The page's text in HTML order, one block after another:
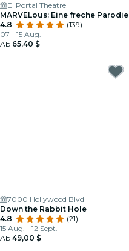
El Portal Theatre
MARVELous: Eine freche Parodie
4.8
(139)
07 - 15 Aug.
Ab 65,40 $
7000 Hollywood Blvd
Down the Rabbit Hole
4.8
(21)
15 Aug. - 12 Sept.
Ab 49,00 $